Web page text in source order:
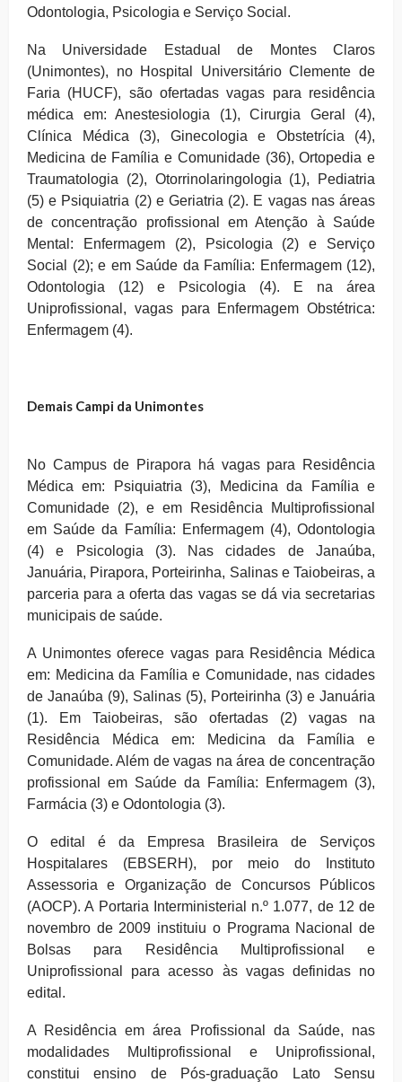
Odontologia, Psicologia e Serviço Social.
Na Universidade Estadual de Montes Claros
(Unimontes), no Hospital Universitário Clemente de
Faria (HUCF), são ofertadas vagas para residência
médica em: Anestesiologia (1), Cirurgia Geral (4),
Clínica Médica (3), Ginecologia e Obstetrícia (4),
Medicina de Família e Comunidade (36), Ortopedia e
Traumatologia (2), Otorrinolaringologia (1), Pediatria
(5) e Psiquiatria (2) e Geriatria (2). E vagas nas áreas
de concentração profissional em Atenção à Saúde
Mental: Enfermagem (2), Psicologia (2) e Serviço
Social (2); e em Saúde da Família: Enfermagem (12),
Odontologia (12) e Psicologia (4). E na área
Uniprofissional, vagas para Enfermagem Obstétrica:
Enfermagem (4).
Demais Campi da Unimontes
No Campus de Pirapora há vagas para Residência
Médica em: Psiquiatria (3), Medicina da Família e
Comunidade (2), e em Residência Multiprofissional
em Saúde da Família: Enfermagem (4), Odontologia
(4) e Psicologia (3). Nas cidades de Janaúba,
Januária, Pirapora, Porteirinha, Salinas e Taiobeiras, a
parceria para a oferta das vagas se dá via secretarias
municipais de saúde.
A Unimontes oferece vagas para Residência Médica
em: Medicina da Família e Comunidade, nas cidades
de Janaúba (9), Salinas (5), Porteirinha (3) e Januária
(1). Em Taiobeiras, são ofertadas (2) vagas na
Residência Médica em: Medicina da Família e
Comunidade. Além de vagas na área de concentração
profissional em Saúde da Família: Enfermagem (3),
Farmácia (3) e Odontologia (3).
O edital é da Empresa Brasileira de Serviços
Hospitalares (EBSERH), por meio do Instituto
Assessoria e Organização de Concursos Públicos
(AOCP). A Portaria Interministerial n.º 1.077, de 12 de
novembro de 2009 instituiu o Programa Nacional de
Bolsas para Residência Multiprofissional e
Uniprofissional para acesso às vagas definidas no
edital.
A Residência em área Profissional da Saúde, nas
modalidades Multiprofissional e Uniprofissional,
constitui ensino de Pós-graduação Lato Sensu